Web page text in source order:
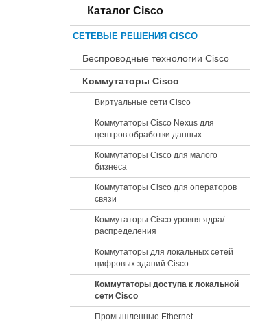
Каталог Cisco
СЕТЕВЫЕ РЕШЕНИЯ CISCO
Беспроводные технологии Cisco
Коммутаторы Cisco
Виртуальные сети Cisco
Коммутаторы Cisco Nexus для
центров обработки данных
Коммутаторы Cisco для малого
бизнеса
Коммутаторы Cisco для операторов
связи
Коммутаторы Cisco уровня ядра/
распределения
Коммутаторы для локальных сетей
цифровых зданий Cisco
Коммутаторы доступа к локальной
сети Cisco
Промышленные Ethernet-